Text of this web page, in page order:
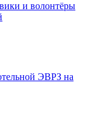
и волонтёры
ЭВРЗ на